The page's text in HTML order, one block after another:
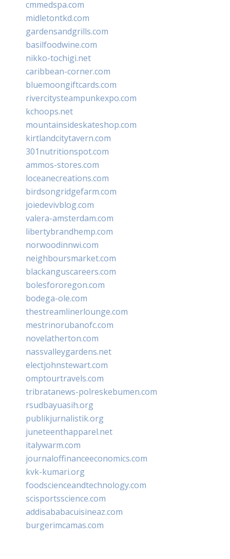
cmmedspa.com
midletontkd.com
gardensandgrills.com
basilfoodwine.com
nikko-tochigi.net
caribbean-corner.com
bluemoongiftcards.com
rivercitysteampunkexpo.com
kchoops.net
mountainsideskateshop.com
kirtlandcitytavern.com
301nutritionspot.com
ammos-stores.com
loceanecreations.com
birdsongridgefarm.com
joiedevivblog.com
valera-amsterdam.com
libertybrandhemp.com
norwoodinnwi.com
neighboursmarket.com
blackanguscareers.com
bolesfororegon.com
bodega-ole.com
thestreamlinerlounge.com
mestrinorubanofc.com
novelatherton.com
nassvalleygardens.net
electjohnstewart.com
omptourtravels.com
tribratanews-polreskebumen.com
rsudbayuasih.org
publikjurnalistik.org
juneteenthapparel.net
italywarm.com
journaloffinanceeconomics.com
kvk-kumari.org
foodscienceandtechnology.com
scisportsscience.com
addisababacuisineaz.com
burgerimcamas.com